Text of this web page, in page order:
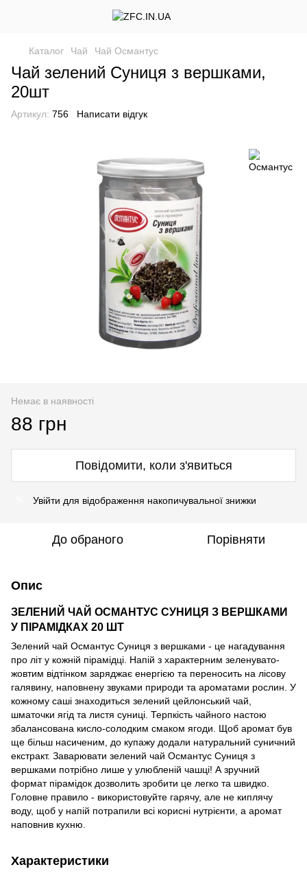
Каталог Чай Чай Османтус
Чай зелений Суниця з вершками,
20шт
Артикул: 756 Написати відгук
Немає в наявності
88 грн
Повідомити, коли з'явиться
Увійти для відображення накопичувальної знижки
До обраного Порівняти
Опис
ЗЕЛЕНИЙ ЧАЙ ОСМАНТУС СУНИЦЯ З ВЕРШКАМИ
У ПІРАМІДКАХ 20 ШТ
Зелений чай Османтус Суниця з вершками - це нагадування
про літ у кожній пірамідці. Напій з характерним зеленувато-
жовтим відтінком заряджає енергією та переносить на лісову
галявину, наповнену звуками природи та ароматами рослин. У
кожному саші знаходиться зелений цейлонський чай,
шматочки ягід та листя суниці. Терпкість чайного настою
збалансована кисло-солодким смаком ягоди. Щоб аромат був
ще більш насиченим, до купажу додали натуральний суничний
екстракт. Заварювати зелений чай Османтус Суниця з
вершками потрібно лише у улюбленій чашці! А зручний
формат пірамідок дозволить зробити це легко та швидко.
Головне правило - використовуйте гарячу, але не киплячу
воду, щоб у напій потрапили всі корисні нутрієнти, а аромат
наповнив кухню.
Характеристики